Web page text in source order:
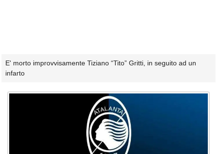
E' morto improvvisamente Tiziano “Tito” Gritti, in seguito ad un
infarto